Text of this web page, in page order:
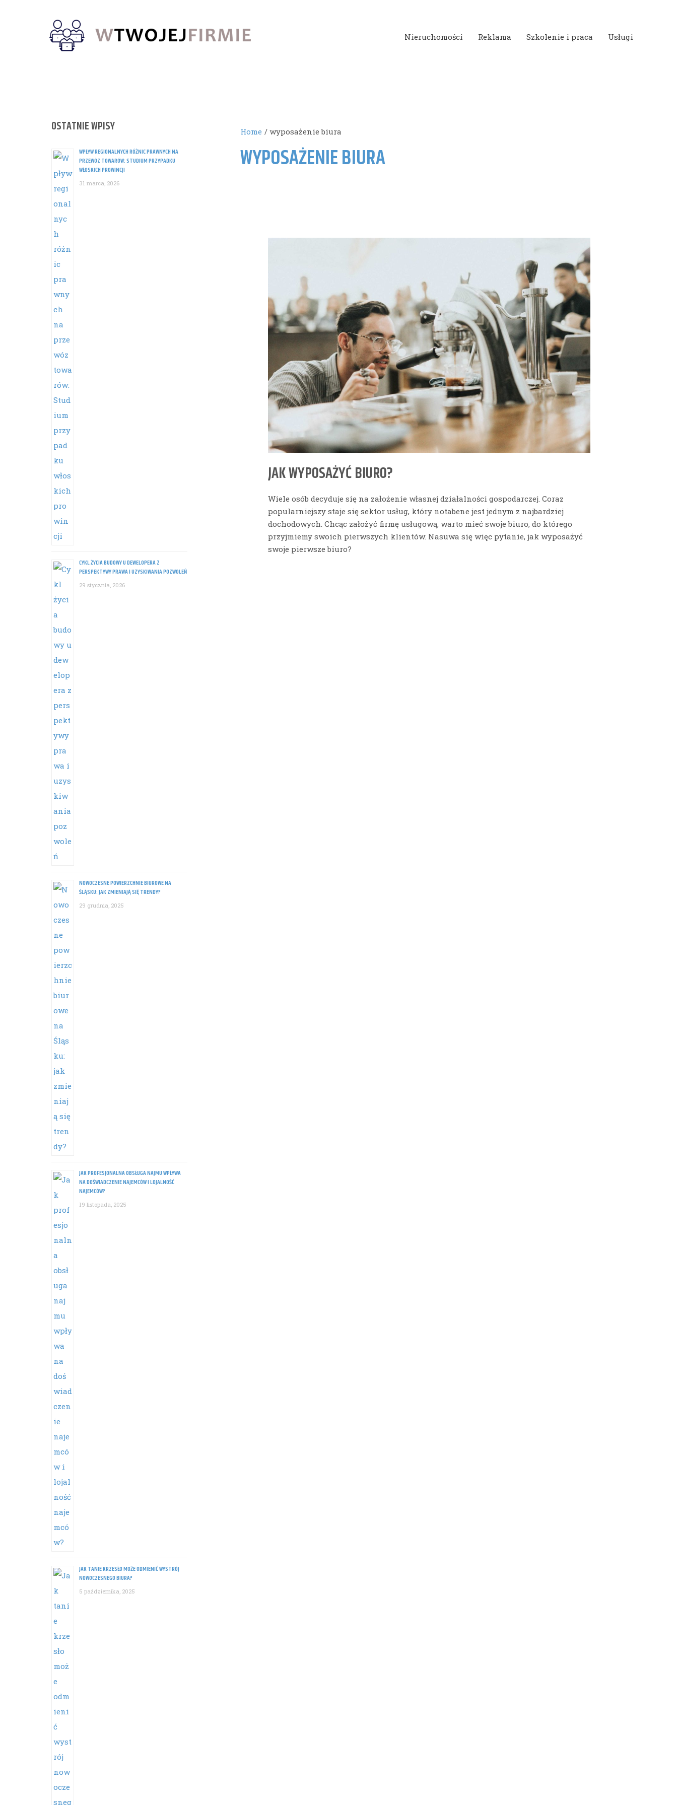
Nieruchomości Reklama Szkolenie i praca Usługi
OSTATNIE WPISY
WPŁYW REGIONALNYCH RÓŻNIC PRAWNYCH NA
PRZEWÓZ TOWARÓW: STUDIUM PRZYPADKU
WŁOSKICH PROWINCJI
31 marca, 2026
CYKL ŻYCIA BUDOWY U DEWELOPERA Z
PERSPEKTYWY PRAWA I UZYSKIWANIA POZWOLEŃ
29 stycznia, 2026
NOWOCZESNE POWIERZCHNIE BIUROWE NA
ŚLĄSKU: JAK ZMIENIAJĄ SIĘ TRENDY?
29 grudnia, 2025
JAK PROFESJONALNA OBSŁUGA NAJMU WPŁYWA
NA DOŚWIADCZENIE NAJEMCÓW I LOJALNOŚĆ
NAJEMCÓW?
19 listopada, 2025
JAK TANIE KRZESŁO MOŻE ODMIENIĆ WYSTRÓJ
NOWOCZESNEGO BIURA?
5 października, 2025
Home wyposażenie biura
WYPOSAŻENIE BIURA
JAK WYPOSAŻYĆ BIURO?
Wiele osób decyduje się na założenie własnej działalności gospodarczej. Coraz
popularniejszy staje się sektor usług, który notabene jest jednym z najbardziej
dochodowych. Chcąc założyć firmę usługową, warto mieć swoje biuro, do którego
przyjmiemy swoich pierwszych klientów. Nasuwa się więc pytanie, jak wyposażyć
swoje pierwsze biuro?